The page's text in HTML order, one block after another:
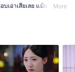
เอาเสียเลย แม้แต่อ๋อง
สืบคดี "ฆ่าตามบท"
าคดีตกตึกของเสด็จแม่
More